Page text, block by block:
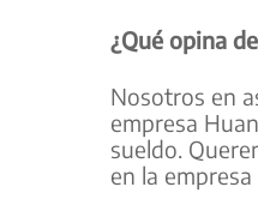
¿Qué opina
Nosotros en
empresa
sueldo.
en la